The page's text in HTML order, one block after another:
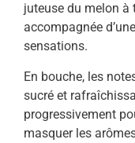
juteuse du melon à
accompagnée
sensations.
En bouche, les
sucré et
progressivement
masquer les